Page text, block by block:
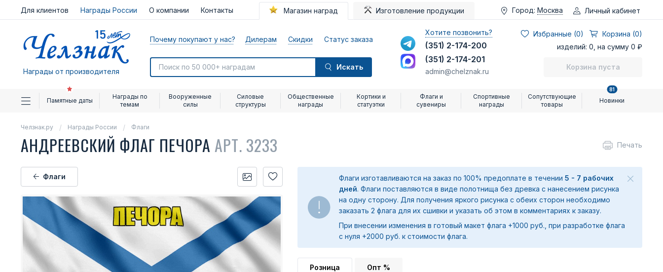
Для клиентов Награды России О компании Контакты Магазин наград Изготовление продукции Город: Москва Личный кабинет
Награды от производителя
Почему покупают у нас? Дилерам Скидки Статус заказа
Искать
Хотите позвонить?
(351) 2-174-200
(351) 2-174-201
admin@chelznak.ru
Избранные (0)
Корзина (0)
изделий: 0, на сумму 0 ₽
Корзина пуста
Памятные даты
Награды по
темам
Вооруженные
силы
Силовые
структуры
Общественные
награды
Кортики и
статуэтки
Флаги и
сувениры
Спортивные
награды
Сопутствующие
товары
Новинки
81
Челзнак.ру Награды России Флаги
АНДРЕЕВСКИЙ ФЛАГ ПЕЧОРА АРТ. 3233 Печать
Флаги Флаги изготавливаются на заказ по 100% предоплате в течении 5 - 7 рабочих
дней. Флаги поставляются в виде полотнища без древка с нанесением рисунка
на одну сторону. Для получения яркого рисунка с обеих сторон необходимо
заказать 2 флага для их сшивки и указать об этом в комментариях к заказу.
При внесении изменения в готовый макет флага +1000 руб., при разработке флага
с нуля +2000 руб. к стоимости флага.
Розница Опт %